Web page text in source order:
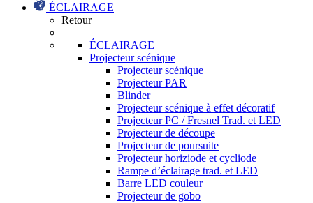
ÉCLAIRAGE
Retour
ÉCLAIRAGE
Projecteur scénique
Projecteur scénique
Projecteur PAR
Blinder
Projecteur scénique à effet décoratif
Projecteur PC / Fresnel Trad. et LED
Projecteur de découpe
Projecteur de poursuite
Projecteur horiziode et cycliode
Rampe d’éclairage trad. et LED
Barre LED couleur
Projecteur de gobo